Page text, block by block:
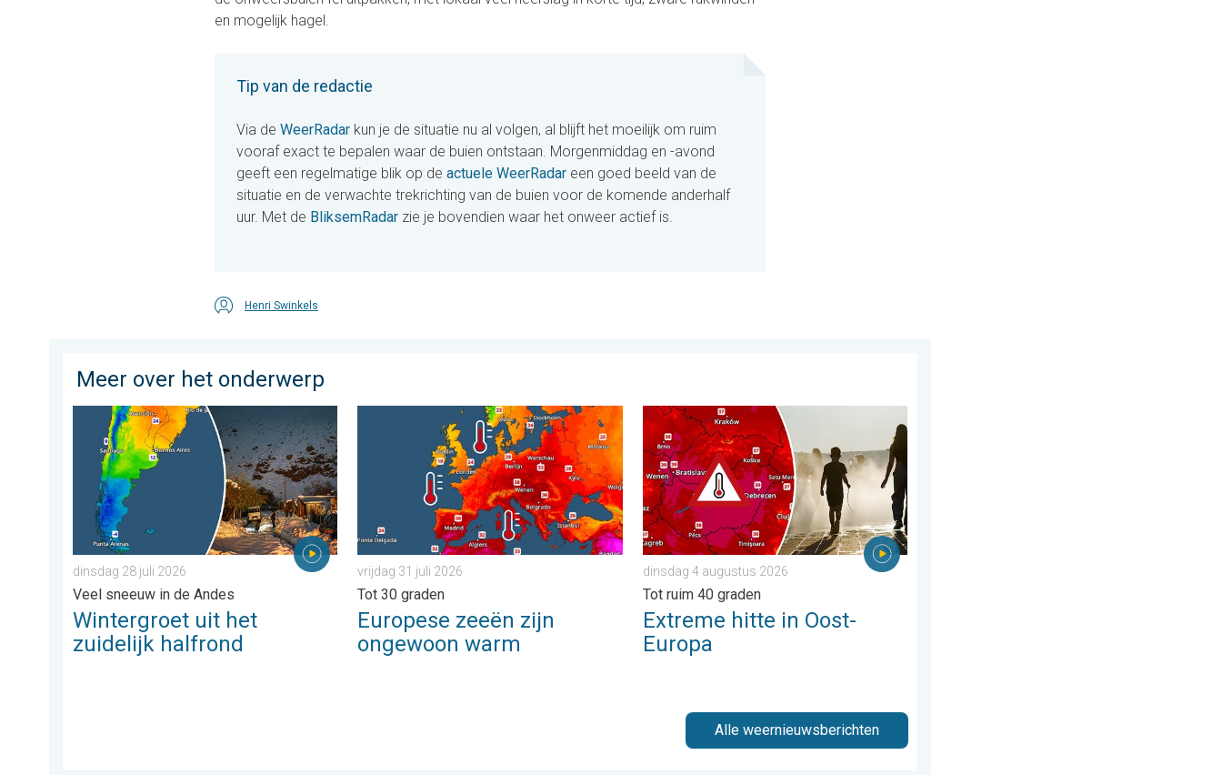
en mogelijk hagel.
Tip van de redactie
Via de WeerRadar kun je de situatie nu al volgen, al blijft het moeilijk om ruim
vooraf exact te bepalen waar de buien ontstaan. Morgenmiddag en -avond
geeft een regelmatige blik op de actuele WeerRadar een goed beeld van de
situatie en de verwachte trekrichting van de buien voor de komende anderhalf
uur. Met de BliksemRadar zie je bovendien waar het onweer actief is.
Henri Swinkels
Meer over het onderwerp
Wintergroet uit het zuidelijk halfrond. Veel sneeuw in de Andes. . . dinsdag 28 juli 2026
dinsdag 28 juli 2026
Veel sneeuw in de Andes
Wintergroet uit het
zuidelijk halfrond
Europese zeeën zijn ongewoon warm. Tot 30 graden. . . vrijdag 31 juli 2026
vrijdag 31 juli 2026
Tot 30 graden
Europese zeeën zijn
ongewoon warm
Extreme hitte in Oost-Europa. Tot ruim 40 graden. . . dinsdag 4 augustus 2026
dinsdag 4 augustus 2026
Tot ruim 40 graden
Extreme hitte in Oost-
Europa
Alle weernieuwsberichten